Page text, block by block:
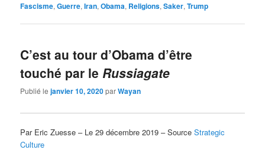
Fascisme,Guerre,Iran,Obama, Religions,Saker,Trump
C’est au tour d’Obama d’être
touché par le Russiagate
Publié lejanvier 10, 2020parWayan
Par Eric Zuesse – Le 29 décembre 2019 – SourceStrategic
Culture